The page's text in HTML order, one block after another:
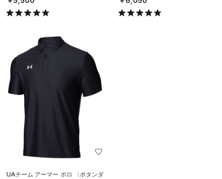
UAチーム アーマー ポロ 〈ボタンダ